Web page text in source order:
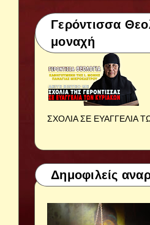
Γερόντισσα
μοναχή
ΣΧΟΛΙΑ ΣΕ ΕΥΑΓΓΕΛΙΑ
Δημοφιλείς